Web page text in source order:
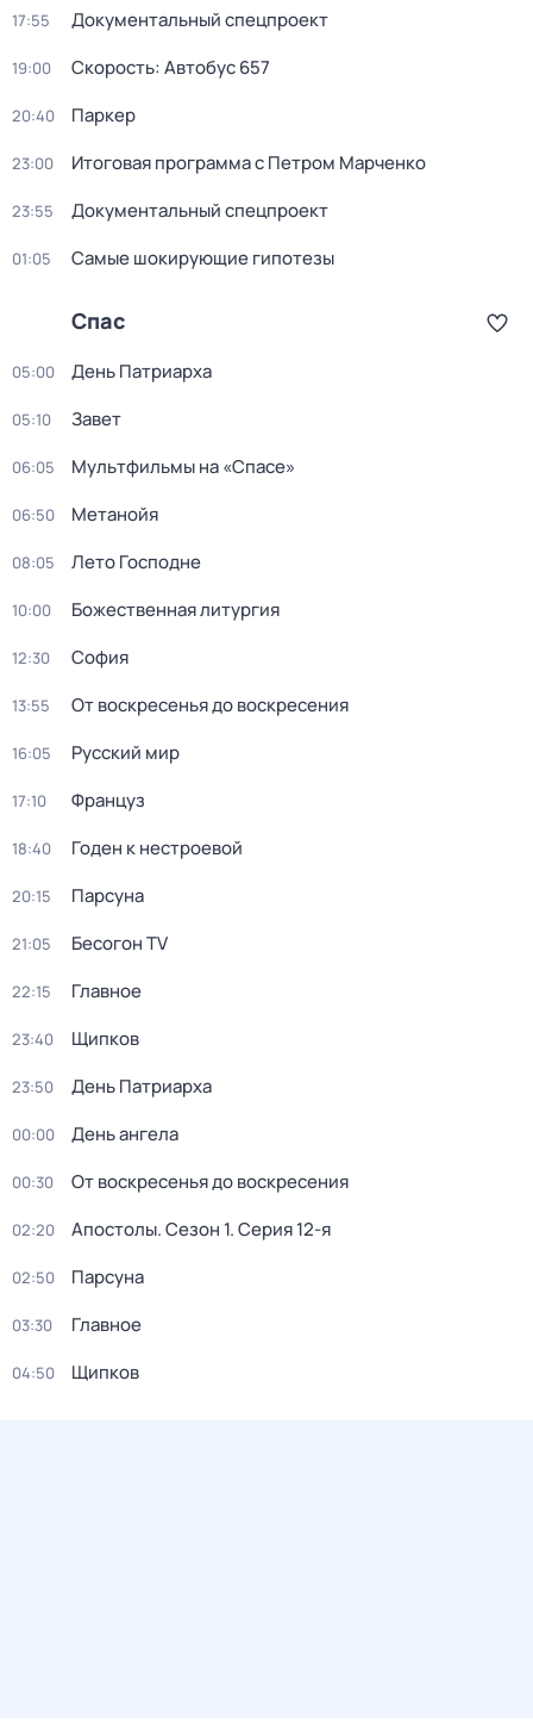
17:55 Документальный спецпроект
19:00 Скорость: Автобус 657
20:40 Пapкер
23:00 Итоговая программа с Петром Марченко
23:55 Документальный спецпроект
01:05 Самые шoкиpующие гипотезы
Спас
05:00 День Патриарха
05:10 Завет
06:05 Мультфильмы на «Спасе»
06:50 Метанойя
08:05 Лето Господне
10:00 Божественная литургия
12:30 София
13:55 От воскресенья до воскресения
16:05 Русский мир
17:10 Француз
18:40 Годен к нестроевой
20:15 Парсуна
21:05 Бесогон TV
22:15 Главное
23:40 Щипков
23:50 День Патриарха
00:00 День ангела
00:30 От воскресенья до воскресения
02:20 Апостолы. Сезон 1. Серия 12-я
02:50 Парсуна
03:30 Главное
04:50 Щипков